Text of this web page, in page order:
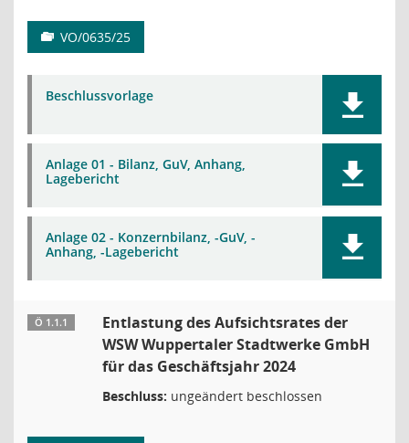
VO/0635/25
Beschlussvorlage
Anlage 01 - Bilanz, GuV, Anhang,
Lagebericht
Anlage 02 - Konzernbilanz, -GuV, -
Anhang, -Lagebericht
Ö 1.1.1
Entlastung des Aufsichtsrates der
WSW Wuppertaler Stadtwerke GmbH
für das Geschäftsjahr 2024
Beschluss: ungeändert beschlossen